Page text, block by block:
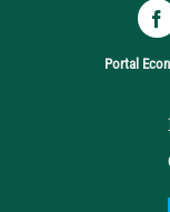
Portal